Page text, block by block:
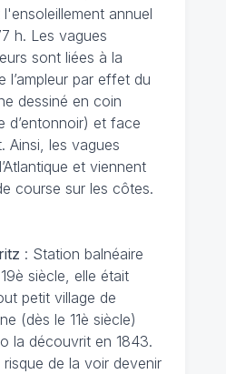
annuel
h. Les vagues
sont liées à la
l’ampleur par effet du
dessiné en coin
d’entonnoir) et face
Ainsi, les vagues
et viennent
course sur les côtes.
: Station balnéaire
siècle, elle était
petit village de
(dès le 11è siècle)
la découvrit en 1843.
de la voir devenir